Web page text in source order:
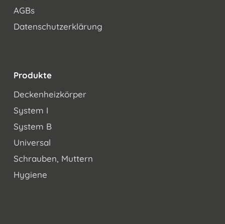
AGBs
Datenschutzerklärung
Produkte
Deckenheizkörper
System I
System B
Universal
Schrauben, Muttern
Hygiene